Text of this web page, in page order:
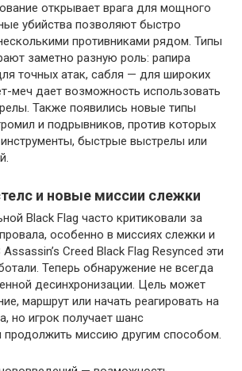
открывает врага для мощного
убийства позволяют быстро
противниками рядом. Типы
заметно разную роль: рапира
точных атак, сабля — для широких
меч дает возможность использовать
Также появились новые типы
и подрывников, против которых
быстрые выстрелы или
и новые миссии слежки
Black Flag часто критиковали за
особенно в миссиях слежки и
Creed Black Flag Resynced эти
Теперь обнаружение не всегда
десинхронизации. Цель может
маршрут или начать реагировать на
но игрок получает шанс
продолжить миссию другим способом.